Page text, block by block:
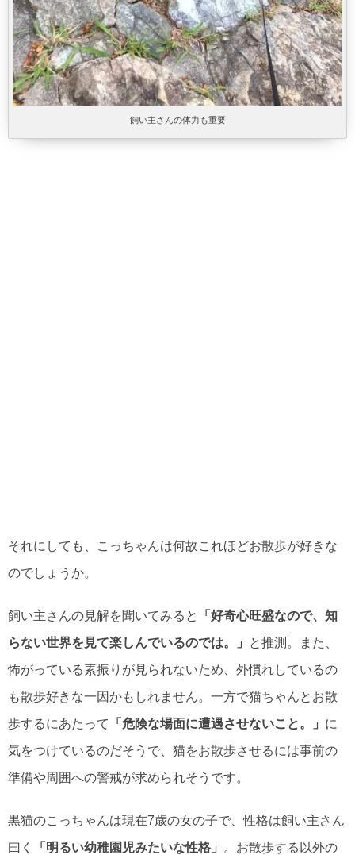
飼い主さんの体力も重要
それにしても、こっちゃんは何故これほどお散歩が好きな
のでしょうか。
飼い主さんの見解を聞いてみると
「好奇心旺盛なので、知
らない世界を見て楽しんでいるのでは。」
と推測。また、
怖がっている素振りが見られないため、外慣れしているの
も散歩好きな一因かもしれません。一方で猫ちゃんとお散
歩するにあたって
「危険な場面に遭遇させないこと。」 に
気をつけているのだそうで、猫をお散歩させるには事前の
準備や周囲への警戒が求められそうです。
黒猫のこっちゃんは現在7歳の女の子で、性格は飼い主さん
曰く
「明るい幼稚園児みたいな性格」
。お散歩する以外の